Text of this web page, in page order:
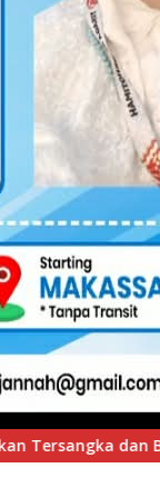
Dugaan